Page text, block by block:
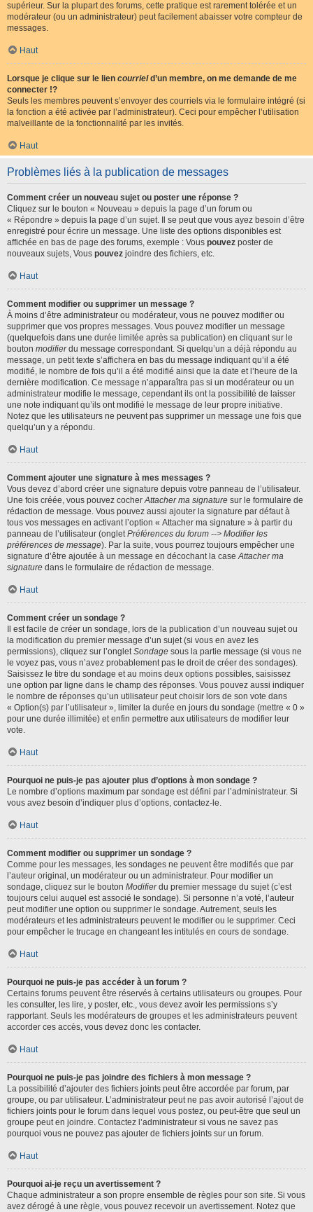
supérieur. Sur la plupart des forums, cette pratique est rarement tolérée et un
modérateur (ou un administrateur) peut facilement abaisser votre compteur de
messages.
Haut
Lorsque je clique sur le lien courrield’un membre, on me demande de me
connecter !?
Seuls les membres peuvent s’envoyer des courriels via le formulaire intégré (si
la fonction a été activée par l’administrateur). Ceci pour empêcher l’utilisation
malveillante de la fonctionnalité par les invités.
Haut
Problèmes liés à la publication de messages
Comment créer un nouveau sujet ou poster une réponse ?
Cliquez sur le bouton « Nouveau » depuis la page d’un forum ou
« Répondre » depuis la page d’un sujet. Il se peut que vous ayez besoin d’être
enregistré pour écrire un message. Une liste des options disponibles est
affichée en bas de page des forums, exemple : Vous pouvez poster de
nouveaux sujets, Vous pouvez joindre des fichiers, etc.
Haut
Comment modifier ou supprimer un message ?
À moins d’être administrateur ou modérateur, vous ne pouvez modifier ou
supprimer que vos propres messages. Vous pouvez modifier un message
(quelquefois dans une durée limitée après sa publication) en cliquant sur le
bouton modifierdu message correspondant. Si quelqu’un a déjà répondu au
message, un petit texte s’affichera en bas du message indiquant qu’il a été
modifié, le nombre de fois qu’il a été modifié ainsi que la date et l’heure de la
dernière modification. Ce message n’apparaîtra pas si un modérateur ou un
administrateur modifie le message, cependant ils ont la possibilité de laisser
une note indiquant qu’ils ont modifié le message de leur propre initiative.
Notez que les utilisateurs ne peuvent pas supprimer un message une fois que
quelqu’un y a répondu.
Haut
Comment ajouter une signature à mes messages ?
Vous devez d’abord créer une signature depuis votre panneau de l’utilisateur.
Une fois créée, vous pouvez cocherAttacher ma signature sur le formulaire de
rédaction de message. Vous pouvez aussi ajouter la signature par défaut à
tous vos messages en activant l’option « Attacher ma signature » à partir du
panneau de l’utilisateur (ongletPréférences du forum --> Modifier les
préférences de message). Par la suite, vous pourrez toujours empêcher une
signature d’être ajoutée à un message en décochant la caseAttacher ma
signature dans le formulaire de rédaction de message.
Haut
Comment créer un sondage ?
Il est facile de créer un sondage, lors de la publication d’un nouveau sujet ou
la modification du premier message d’un sujet (si vous en avez les
permissions), cliquez sur l’ongletSondage sous la partie message (si vous ne
le voyez pas, vous n’avez probablement pas le droit de créer des sondages).
Saisissez le titre du sondage et au moins deux options possibles, saisissez
une option par ligne dans le champ des réponses. Vous pouvez aussi indiquer
le nombre de réponses qu’un utilisateur peut choisir lors de son vote dans
« Option(s) par l’utilisateur », limiter la durée en jours du sondage (mettre « 0 »
pour une durée illimitée) et enfin permettre aux utilisateurs de modifier leur
vote.
Haut
Pourquoi ne puis-je pas ajouter plus d’options à mon sondage ?
Le nombre d’options maximum par sondage est défini par l’administrateur. Si
vous avez besoin d’indiquer plus d’options, contactez-le.
Haut
Comment modifier ou supprimer un sondage ?
Comme pour les messages, les sondages ne peuvent être modifiés que par
l’auteur original, un modérateur ou un administrateur. Pour modifier un
sondage, cliquez sur le bouton Modifierdu premier message du sujet (c’est
toujours celui auquel est associé le sondage). Si personne n’a voté, l’auteur
peut modifier une option ou supprimer le sondage. Autrement, seuls les
modérateurs et les administrateurs peuvent le modifier ou le supprimer. Ceci
pour empêcher le trucage en changeant les intitulés en cours de sondage.
Haut
Pourquoi ne puis-je pas accéder à un forum ?
Certains forums peuvent être réservés à certains utilisateurs ou groupes. Pour
les consulter, les lire, y poster, etc., vous devez avoir les permissions s’y
rapportant. Seuls les modérateurs de groupes et les administrateurs peuvent
accorder ces accès, vous devez donc les contacter.
Haut
Pourquoi ne puis-je pas joindre des fichiers à mon message ?
La possibilité d’ajouter des fichiers joints peut être accordée par forum, par
groupe, ou par utilisateur. L’administrateur peut ne pas avoir autorisé l’ajout de
fichiers joints pour le forum dans lequel vous postez, ou peut-être que seul un
groupe peut en joindre. Contactez l’administrateur si vous ne savez pas
pourquoi vous ne pouvez pas ajouter de fichiers joints sur un forum.
Haut
Pourquoi ai-je reçu un avertissement ?
Chaque administrateur a son propre ensemble de règles pour son site. Si vous
avez dérogé à une règle, vous pouvez recevoir un avertissement. Notez que